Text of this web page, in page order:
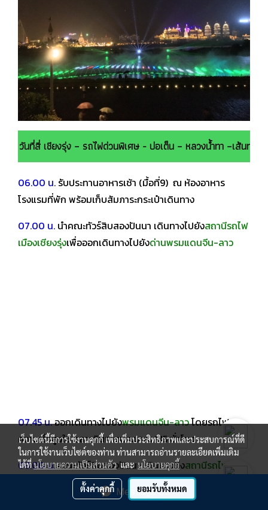
Message Us
วันที่สี่ เชียงรุ่ง – รถไฟด่วนพิเศษ - บ่อเต็น – หลวงน้ำทา –เส้นทาง
06.00 น. รับประทานอาหารเช้า (มื้อที่9) ณ ห้องอาหาร
โรงแรมที่พัก พร้อมเก็บสัมภาระกระเป๋าเดินทาง
07.00 น. นำคณะทัวร์สิบสองปันนา เดินทางไปยังสถานีรถไฟ
เมืองเชียงรุ่งเพื่อออกเดินทางไปยังด่านพรมแดนจีน-ลาว
07.45 น.ออกเดินทางไปยังพรมแดนจีน-ลาวโดยรถไฟ
ความเร็วสูงใช้เวลาเดินทางประมาณ 1.15 ชั่วโมง
09.00 น.คณะทัวร์สิบสองปันนา เดินทางถึงสถานีรถไฟโม่
จากนั้นนำคณะเดินทางไปยังด่านโม่ฮานโดยรถปรับ
เว็บไซต์นี้มีการใช้งานคุกกี้ เพื่อเพิ่มประสิทธิภาพและประสบการณ์ที่ดี
ในการใช้งานเว็บไซต์ของท่าน ท่านสามารถอ่านรายละเอียดเพิ่มเติม
ได้ที่นโยบายความเป็นส่วนตัวและนโยบายคุกกี้
ตั้งค่าคุกกี้ ยอมรับทั้งหมด